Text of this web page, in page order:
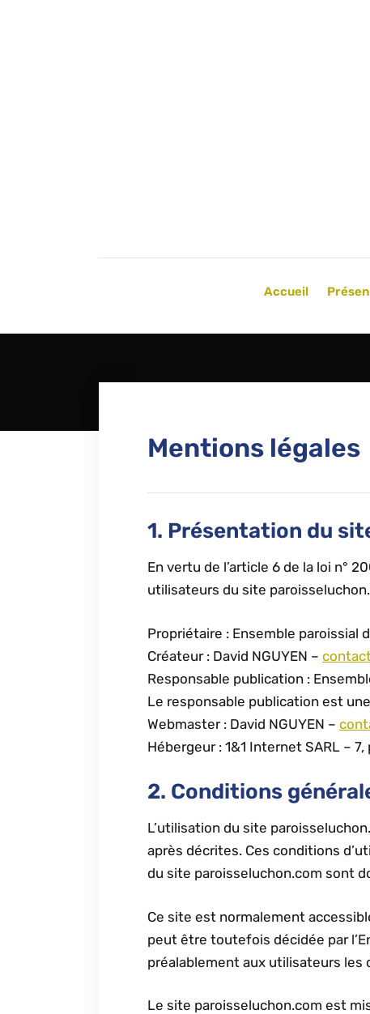
Accueil
Mentions légales
1. Présentation du
En vertu de l’article 6 de la loi n°
utilisateurs du site
Propriétaire : Ensemble paroissial
Créateur : David NGUYEN –
Responsable publication :
Le responsable publication est
Webmaster : David NGUYEN –
Hébergeur : 1&1 Internet SARL –
2. Conditions
L’utilisation du site
après décrites. Ces conditions
du site paroisseluchon.com sont
Ce site est normalement
peut être toutefois décidée par
préalablement aux utilisateurs les
Le site paroisseluchon.com est